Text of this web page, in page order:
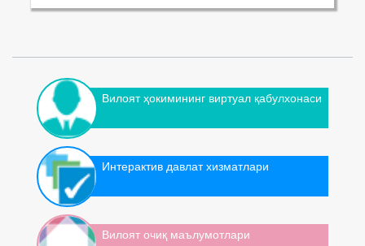
Вилоят ҳокимининг виртуал қабулхонаси
Интерактив давлат хизматлари
Вилоят очиқ маълумотлари